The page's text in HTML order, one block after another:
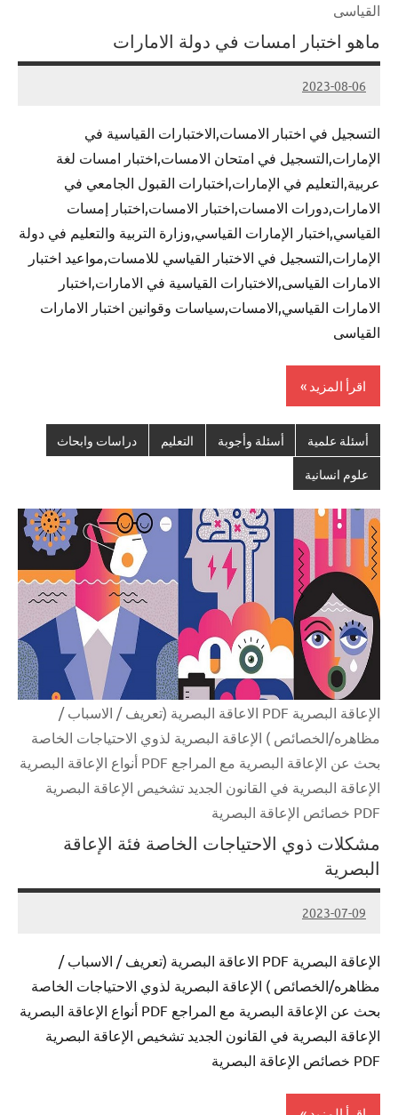
القياسى
ماهو اختبار امسات في دولة الامارات
2023-08-06
Admin
التسجيل في اختبار الامسات,الاختبارات القياسية في
الإمارات,التسجيل في امتحان الامسات,اختبار امسات لغة
عربية,التعليم في الإمارات,اختبارات القبول الجامعي في
الامارات,دورات الامسات,اختبار الامسات,اختبار إمسات
القياسي,اختبار الإمارات القياسي,وزارة التربية والتعليم في دولة
الإمارات,التسجيل في الاختبار القياسي للامسات,مواعيد اختبار
الامارات القياسى,الاختبارات القياسية في الامارات,اختبار
الامارات القياسي,الامسات,سياسات وقوانين اختبار الامارات
القياسى
اقرأ المزيد
أسئلة علمية أسئلة وأجوبة التعليم دراسات وابحاث
علوم انسانية
الإعاقة البصرية PDF الاعاقة البصرية (تعريف / الاسباب /
مظاهره/الخصائص ) الإعاقة البصرية لذوي الاحتياجات الخاصة
بحث عن الإعاقة البصرية مع المراجع PDF أنواع الإعاقة البصرية
الإعاقة البصرية في القانون الجديد تشخيص الإعاقة البصرية
PDF خصائص الإعاقة البصرية
مشكلات ذوي الاحتياجات الخاصة فئة الإعاقة
البصرية
2023-07-09
Admin
الإعاقة البصرية PDF الاعاقة البصرية (تعريف / الاسباب /
مظاهره/الخصائص ) الإعاقة البصرية لذوي الاحتياجات الخاصة
بحث عن الإعاقة البصرية مع المراجع PDF أنواع الإعاقة البصرية
الإعاقة البصرية في القانون الجديد تشخيص الإعاقة البصرية
PDF خصائص الإعاقة البصرية